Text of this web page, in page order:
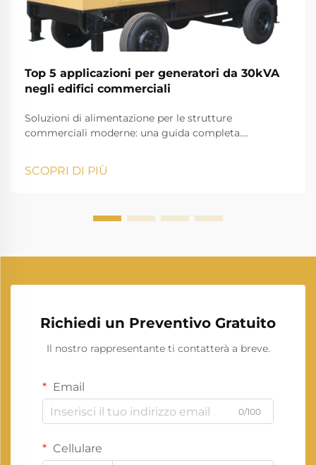
Top 5 applicazioni per generatori da 30kVA
negli edifici commerciali
Soluzioni di alimentazione per le strutture
commerciali moderne: una guida completa.
garantire un'offerta di energia elettrica continua è
fondamentale per le operazioni commerciali. Un
SCOPRI DI PIÙ
Richiedi un Preventivo Gratuito
Il nostro rappresentante ti contatterà a breve.
Email
0/100
Cellulare